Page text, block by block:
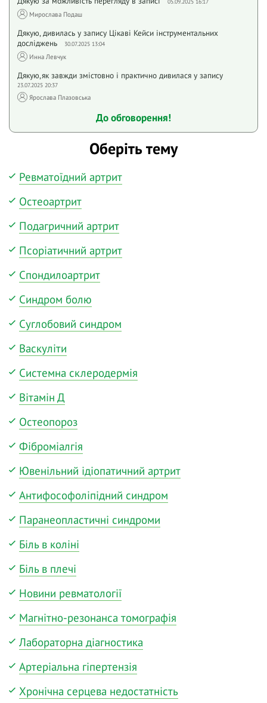
Мирослава Подаш
Дякую, дивилась у запису Цiкавi Кейси iнструментальних
дослiджень
30.07.2025 13:04
Инна Левчук
Дякую,як завжди змістовно і практично дивилася у запису
23.07.2025 20:37
Ярослава Плазовська
До обговорення!
Оберіть тему
Ревматоїдний артрит
Остеоартрит
Подагричний артрит
Псоріатичний артрит
Спондилоартрит
Синдром болю
Суглобовий синдром
Васкуліти
Системна склеродермія
Вітамін Д
Остеопороз
Фіброміалгія
Ювенільний ідіопатичний артрит
Антифософоліпідний синдром
Паранеопластичні синдроми
Біль в коліні
Біль в плечі
Новини ревматології
Магнітно-резонанса томографія
Лабораторна діагностика
Артеріальна гіпертензія
Хронічна серцева недостатність